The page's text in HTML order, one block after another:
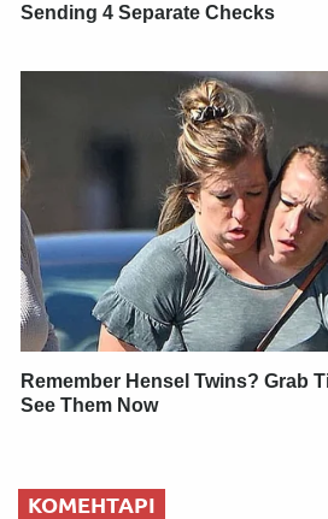
Sending 4 Separate Checks
Remember Hensel Twins? Grab
See Them Now
КОМЕНТАРІ